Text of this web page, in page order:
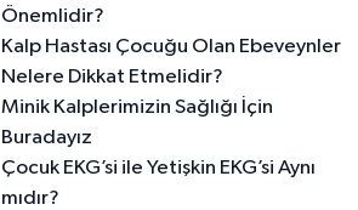
Önemlidir?
Kalp Hastası Çocuğu Olan Ebeveynler
Nelere Dikkat Etmelidir?
Minik Kalplerimizin Sağlığı İçin
Buradayız
Çocuk EKG’si ile Yetişkin EKG’si Aynı
mıdır?